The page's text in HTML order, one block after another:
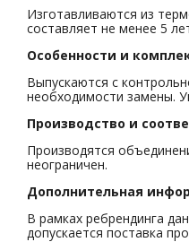
Изготавливаются из
составляет не менее 5
Особенности и
Выпускаются с
необходимости замены.
Производство и
Производятся
неограничен.
Дополнительная
В рамках ребрендинга
допускается поставка